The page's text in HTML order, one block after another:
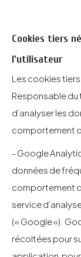
Cookies tiers
l’utilisateur
Les cookies
Responsable
d’analyser les
comportement
- Google
données de
comportement
service
(« Google »).
récoltées pour